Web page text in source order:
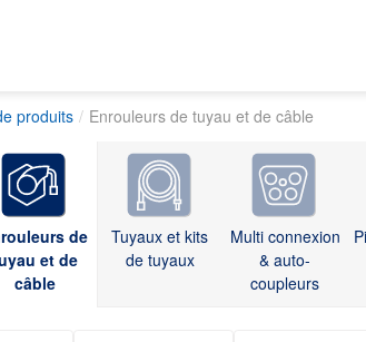
produits Enrouleurs de tuyau et de câble
de
et de
câble
Tuyaux et kits
de tuyaux
Multi connexion
& auto-
coupleurs